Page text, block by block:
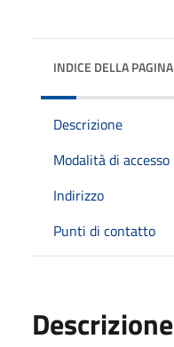
INDICE DELLA PAGINA
Descrizione
Modalità di accesso
Indirizzo
Punti di contatto
Descrizione